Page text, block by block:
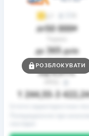
3,7
до50 000₴
до 365днів
Ставка
від0,01%
1 244,55– 3
РОЗБЛОКУВАТИ